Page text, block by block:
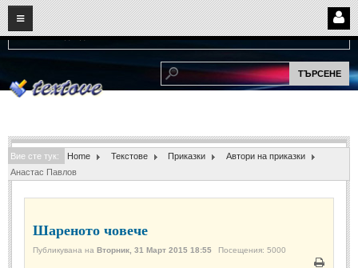
06 2026
Нови: Надежда...
НАЧАЛО
ПОТРЕБИТЕЛСКИ СТРАНИЦИ
Регистрация
Потребителски профил
Интелигентно търсене
СПОМЕНИ
Вие сте тук: Home Текстове Приказки
Автори на приказки
Анастас Павлов
Шареното човече
Публикувана на Вторник, 31 Март 2015 18:55 Посещения: 5000